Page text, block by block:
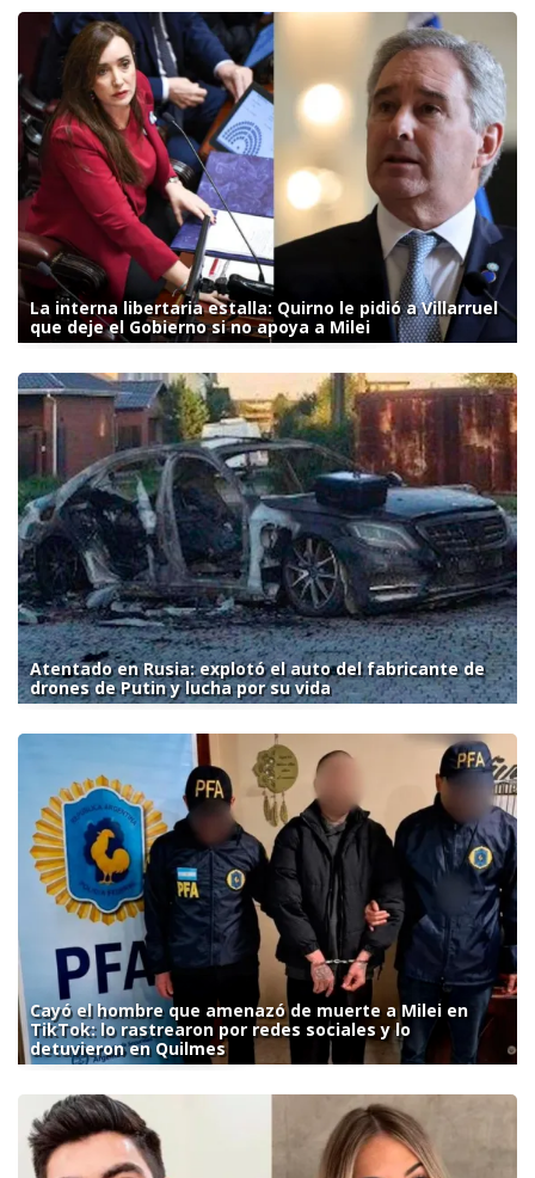
La interna libertaria estalla: Quirno le pidió a Villarruel
que deje el Gobierno si no apoya a Milei
Atentado en Rusia: explotó el auto del fabricante de
drones de Putin y lucha por su vida
Cayó el hombre que amenazó de muerte a Milei en
TikTok: lo rastrearon por redes sociales y lo
detuvieron en Quilmes